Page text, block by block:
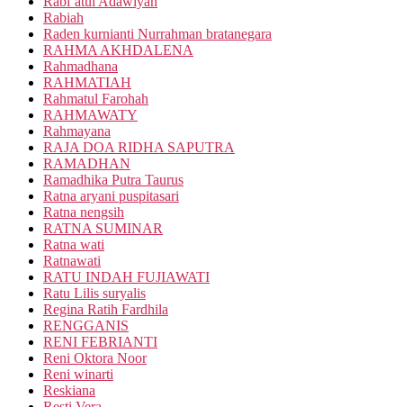
Rabiah
Raden kurnianti Nurrahman bratanegara
RAHMA AKHDALENA
Rahmadhana
RAHMATIAH
Rahmatul Farohah
RAHMAWATY
Rahmayana
RAJA DOA RIDHA SAPUTRA
RAMADHAN
Ramadhika Putra Taurus
Ratna aryani puspitasari
Ratna nengsih
RATNA SUMINAR
Ratna wati
Ratnawati
RATU INDAH FUJIAWATI
Ratu Lilis suryalis
Regina Ratih Fardhila
RENGGANIS
RENI FEBRIANTI
Reni Oktora Noor
Reni winarti
Reskiana